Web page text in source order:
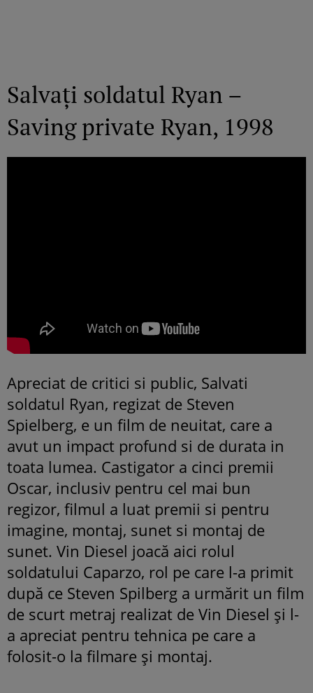
Salvați soldatul Ryan –
Saving private Ryan, 1998
Apreciat de critici si public, Salvati
soldatul Ryan, regizat de Steven
Spielberg, e un film de neuitat, care a
avut un impact profund si de durata in
toata lumea. Castigator a cinci premii
Oscar, inclusiv pentru cel mai bun
regizor, filmul a luat premii si pentru
imagine, montaj, sunet si montaj de
sunet. Vin Diesel joacă aici rolul
soldatului Caparzo, rol pe care l-a primit
după ce Steven Spilberg a urmărit un film
de scurt metraj realizat de Vin Diesel și l-
a apreciat pentru tehnica pe care a
folosit-o la filmare și montaj.